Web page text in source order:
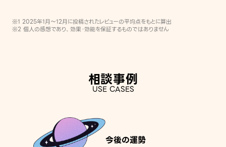
※1 2025年1月〜12月に投稿されたレビューの平均点をもとに算出
※2 個人の感想であり、効果・効能を保証するものではありません
相談事例
USE CASES
今後の運勢